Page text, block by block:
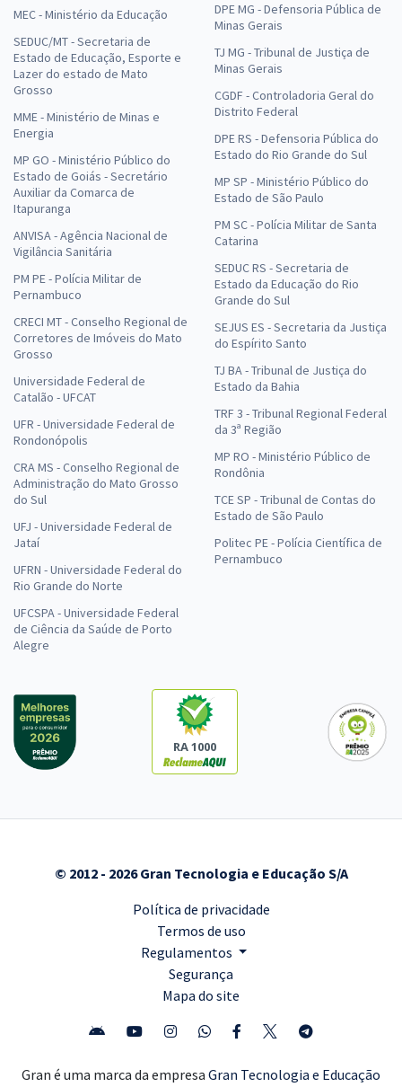
MEC - Ministério da Educação
SEDUC/MT - Secretaria de
Estado de Educação, Esporte e
Lazer do estado de Mato
Grosso
MME - Ministério de Minas e
Energia
MP GO - Ministério Público do
Estado de Goiás - Secretário
Auxiliar da Comarca de
Itapuranga
ANVISA - Agência Nacional de
Vigilância Sanitária
PM PE - Polícia Militar de
Pernambuco
CRECI MT - Conselho Regional de
Corretores de Imóveis do Mato
Grosso
Universidade Federal de
Catalão - UFCAT
UFR - Universidade Federal de
Rondonópolis
CRA MS - Conselho Regional de
Administração do Mato Grosso
do Sul
UFJ - Universidade Federal de
Jataí
UFRN - Universidade Federal do
Rio Grande do Norte
UFCSPA - Universidade Federal
de Ciência da Saúde de Porto
Alegre
DPE MG - Defensoria Pública de
Minas Gerais
TJ MG - Tribunal de Justiça de
Minas Gerais
CGDF - Controladoria Geral do
Distrito Federal
DPE RS - Defensoria Pública do
Estado do Rio Grande do Sul
MP SP - Ministério Público do
Estado de São Paulo
PM SC - Polícia Militar de Santa
Catarina
SEDUC RS - Secretaria de
Estado da Educação do Rio
Grande do Sul
SEJUS ES - Secretaria da Justiça
do Espírito Santo
TJ BA - Tribunal de Justiça do
Estado da Bahia
TRF 3 - Tribunal Regional Federal
da 3ª Região
MP RO - Ministério Público de
Rondônia
TCE SP - Tribunal de Contas do
Estado de São Paulo
Politec PE - Polícia Científica de
Pernambuco
RA 1000
© 2012 - 2026 Gran Tecnologia e Educação S/A
Política de privacidade
Termos de uso
Regulamentos
Segurança
Mapa do site
Gran é uma marca da empresa Gran Tecnologia e Educação